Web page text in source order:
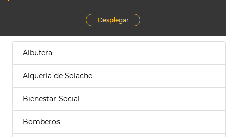
Desplegar
Albufera
Alquería de Solache
Bienestar Social
Bomberos